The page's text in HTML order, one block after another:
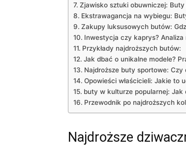
Zjawisko sztuki obuwniczej: Buty
Ekstrawagancja na wybiegu:
Zakupy luksusowych butów:
Inwestycja czy kaprys?
Przykłady najdroższych butów:
Jak dbać o unikalne modele?
Najdroższe buty sportowe:
Opowieści właścicieli: Jakie to
buty w kulturze popularnej:
Przewodnik po najdroższych
Najdroższe